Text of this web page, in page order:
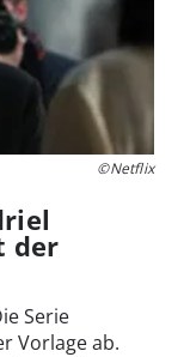
©Netflix
der
Serie
Vorlage ab.